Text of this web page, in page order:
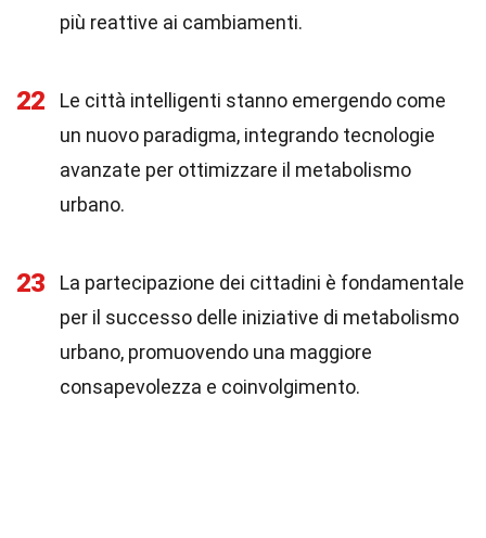
più reattive ai cambiamenti.
22
Le città intelligenti stanno emergendo come
un nuovo paradigma, integrando tecnologie
avanzate per ottimizzare il metabolismo
urbano.
23
La partecipazione dei cittadini è fondamentale
per il successo delle iniziative di metabolismo
urbano, promuovendo una maggiore
consapevolezza e coinvolgimento.